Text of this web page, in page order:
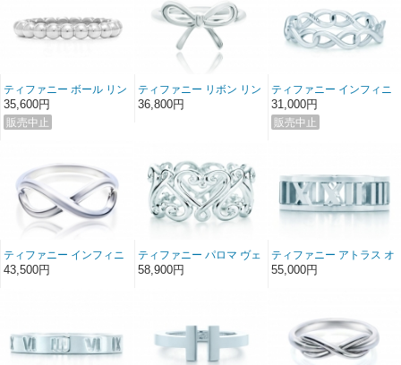
ティファニー ボール リン
グ（直径3mm）
35,600円
ティファニー リボン リン
グ
36,800円
ティファニー インフィニ
ティ リング スターリング
31,000円
ティファニー インフィニ
ティ リング
43,500円
ティファニー パロマ ヴェ
ネチア ゴルドーニ バンド
58,900円
ティファニー アトラス オ
ープン リング
55,000円